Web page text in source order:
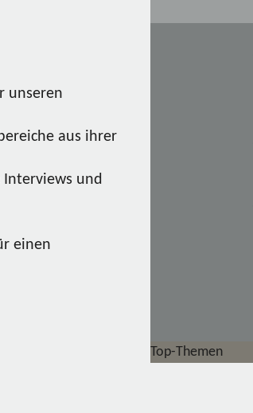
unseren
aus ihrer
und
einen
Top-Themen